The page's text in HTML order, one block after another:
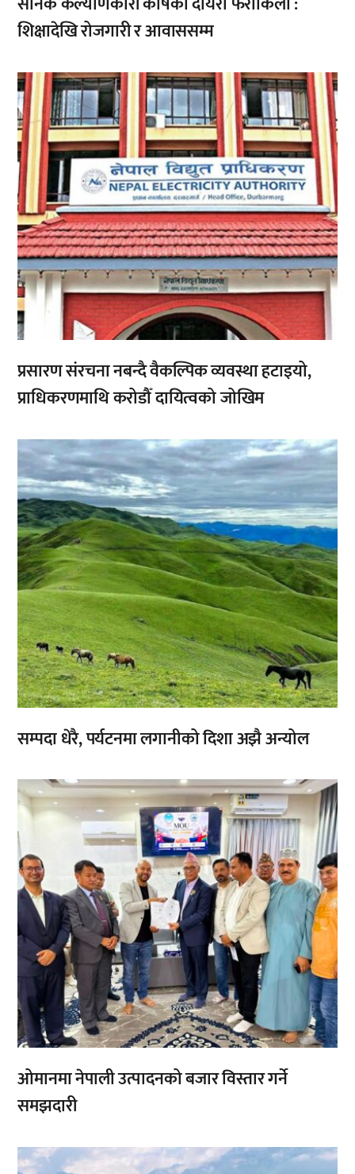
शिक्षादेखि रोजगारी र आवाससम्म
,
प्रसारण संरचना नबन्दै वैकल्पिक व्यवस्था हटाइयो,
प्राधिकरणमाथि करोडौँ दायित्वको जोखिम
,
सम्पदा धेरै, पर्यटनमा लगानीको दिशा अझै अन्योल
,,
ओमानमा नेपाली उत्पादनको बजार विस्तार गर्ने
समझदारी
,,